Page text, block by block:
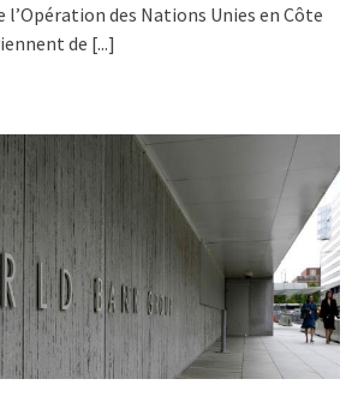
l’Opération des Nations Unies en Côte
de [...]